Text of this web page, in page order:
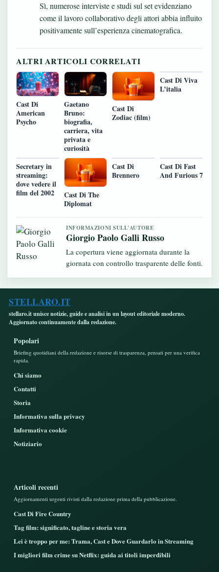
Sì, numerose interviste e studi sul set evidenziano
come il lavoro collaborativo degli attori abbia influito
positivamente sull’esperienza cinematografica.
ALTRI ARTICOLI CORRELATI
Cast Di
American
Psycho
Gaetano
Bruno:
biografia,
carriera, vita
privata e
curiosità
Cast Di
Zodiac (film)
Cast Di Viva
L’italia
Secretary in
streaming:
dove vedere il
film del 2002
Cast Di The
Diplomat
Cast Di
Brennero
Cast Di Fast
And Furious 7
INFORMAZIONI SULL'AUTORE
Giorgio Paolo Galli Russo
La copertura viene aggiornata durante la
giornata con controllo trasparente delle fonti.
STELLARO.IT
stellaro.it unisce notizie, guide e analisi in un layout editoriale moderno.
Aggiornato continuamente dalla redazione.
Popolari
Briefing quotidiani della redazione e risorse di trasparenza, pensati per una verifica
rapida.
Chi siamo
Contatti
Storia
Informativa sulla privacy
Informativa cookie
Notiziario
Articoli recenti
Aggiornamenti urgenti rivisti dalla redazione prima della pubblicazione.
Cast Di Fire Country
Tag film: significato, tagline e storia vera
Lei è troppo per me: Trama, Cast e Dove Guardarlo in Streaming
I migliori film crime su Netflix: guida ai titoli imperdibili